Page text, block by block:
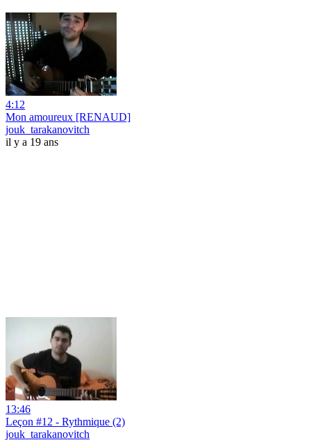
4:12
Mon amoureux [RENAUD]
jouk_tarakanovitch
il y a 19 ans
13:46
Leçon #12 - Rythmique (2)
jouk_tarakanovitch